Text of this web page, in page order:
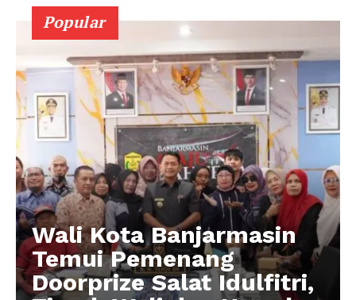
Popular
Wali Kota Banjarmasin
Temui Pemenang
Doorprize Salat Idulfitri,